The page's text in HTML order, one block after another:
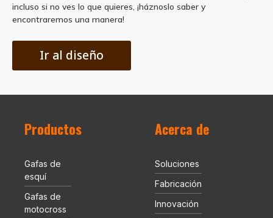
incluso si no ves lo que quieres, ¡háznoslo saber y
encontraremos una manera!
Ir al diseño
Productos
Gafas de
esquí
Gafas de
motocross
Acerca de
Soluciones
Fabricación
Innovación